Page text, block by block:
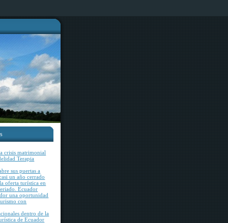
crisis matrimonial
Terapia
sus puertas a
un año cerrado
oferta turística en
Ecuador
una oportunidad
con
dentro de la
de Ecuador